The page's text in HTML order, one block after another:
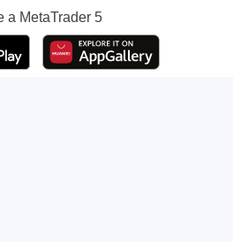
a MetaTrader 5